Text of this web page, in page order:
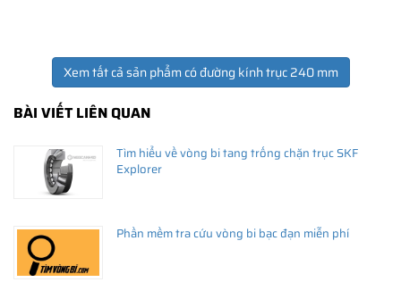
Vòng bi SKF chính hãng, Những lưu ý cơ bản trước khi mua hàng
Xuất xứ vòng bi SKF chính hãng ở đâu?
Xem tất cả sản phẩm có đường kính trục 240 mm
BÀI VIẾT LIÊN QUAN
Tìm hiểu về vòng bi tang trống chặn trục SKF
Explorer
Phần mềm tra cứu vòng bi bạc đạn miễn phí